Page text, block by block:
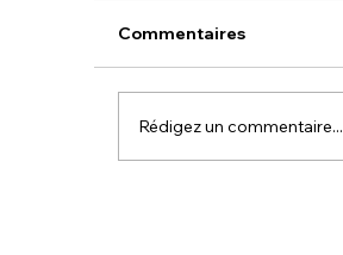
Commentaires
Rédigez un commentaire...